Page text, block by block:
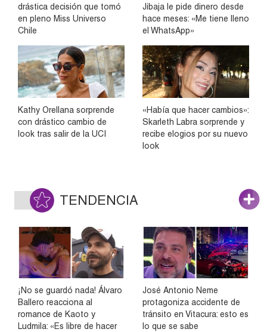
drástica decisión que tomó
en pleno Miss Universo
Chile
Jibaja le pide dinero desde
hace meses: «Me tiene lleno
el WhatsApp»
Kathy Orellana sorprende
con drástico cambio de
look tras salir de la UCI
«Había que hacer cambios»:
Skarleth Labra sorprende y
recibe elogios por su nuevo
look
TENDENCIA
¡No se guardó nada! Álvaro
Ballero reacciona al
romance de Kaoto y
Ludmila: «Es libre de hacer
José Antonio Neme
protagoniza accidente de
tránsito en Vitacura: esto es
lo que se sabe